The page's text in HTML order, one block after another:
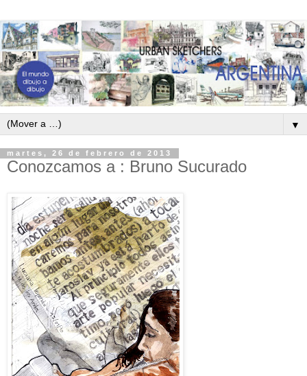
▼
martes, 26 de febrero de 2013
Conozcamos a : Bruno Sucurado